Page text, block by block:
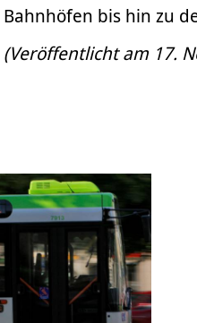
Bahnhöfen bis hin zu
(Veröffentlicht am 17.